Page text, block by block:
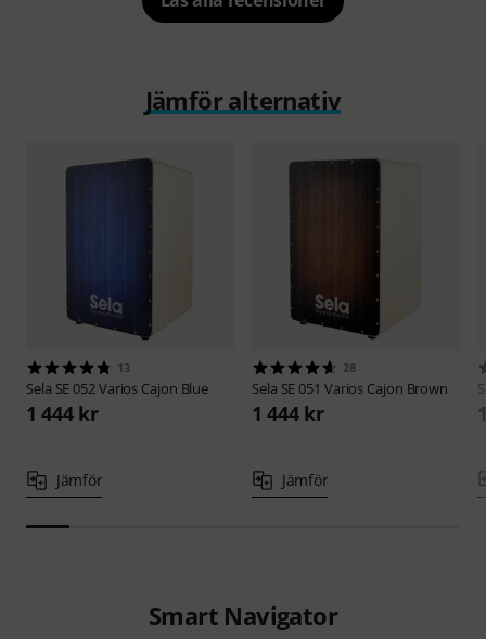
Jämför alternativ
13
Sela SE 052 Varios Cajon Blue
1 444 kr
Jämför
28
Sela SE 051 Varios Cajon Brown
1 444 kr
Jämför
Smart Navigator